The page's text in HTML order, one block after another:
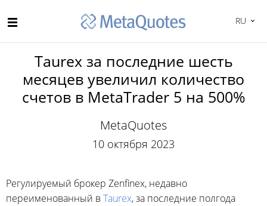
RU
Taurex за последние шесть
месяцев увеличил количество
счетов в MetaTrader 5 на 500%
MetaQuotes
10 октября 2023
Регулируемый брокер Zenfinex, недавно
переименованный вTaurex, за последние полгода